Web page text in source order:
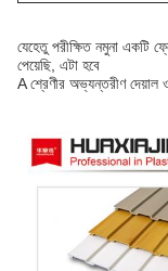
যেহেতু পরীক্ষিত নমুনা
পেয়েছি, এটা হবে
A শ্রেণীর অভ্যন্তরীণ দেয়াল